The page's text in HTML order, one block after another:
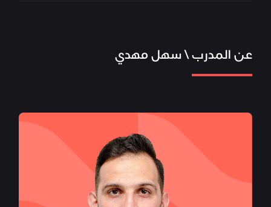
عن المدرب \ سهل مهدي